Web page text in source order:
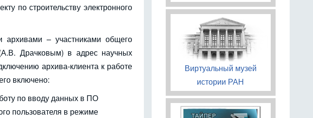
по строительству электронного
– участниками общего
Драчковым) в адрес научных
архива-клиента к работе
включено:
по вводу данных в ПО
пользователя в режиме
Виртуальный музей
истории РАН